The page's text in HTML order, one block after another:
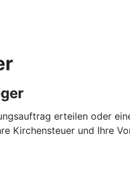
erteilen oder
Kirchensteuer und Ihre